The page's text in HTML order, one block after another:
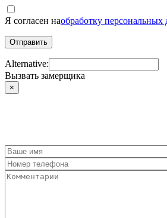
Я согласен наобработку персональных
Alternative:
Вызвать замерщика
×